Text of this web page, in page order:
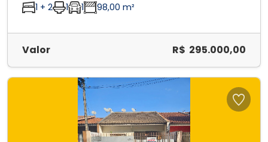
1 + 2 1 1 98,00 m²
Valor R$ 295.000,00